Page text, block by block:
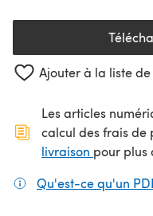
Ajouter à la liste
Les articles
calcul des frais de
livraison (s'ouvre
pour plus
Qu'est-ce qu'un